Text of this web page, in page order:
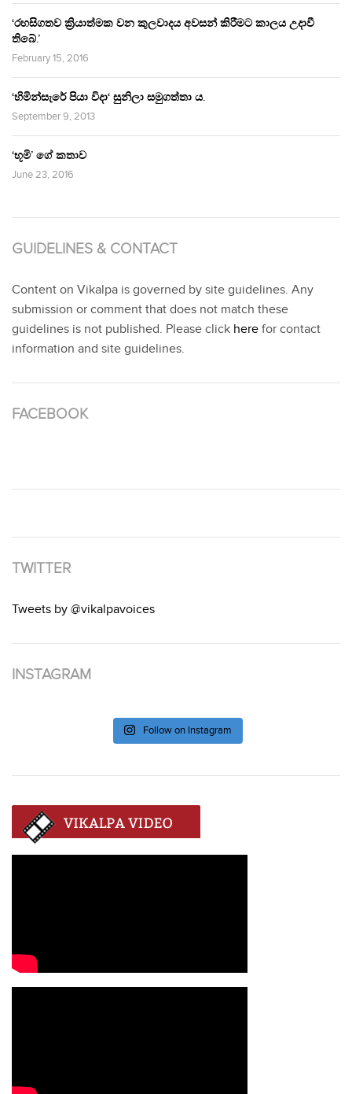
‘රහසිගතව ක්‍රියාත්මක වන කුලවාදය අවසන් කිරීමට කාලය උදාවී
තිබේ.’
February 15, 2016
‘හිමින්සැරේ පියා විදා‘ සුනිලා සමුගත්තා ය.
September 9, 2013
‘භූමි’ ගේ කතාව
June 23, 2016
GUIDELINES & CONTACT
Content on Vikalpa is governed by site guidelines. Any
submission or comment that does not match these
guidelines is not published. Please click here for contact
information and site guidelines.
FACEBOOK
TWITTER
Tweets by @vikalpavoices
INSTAGRAM
Follow on Instagram